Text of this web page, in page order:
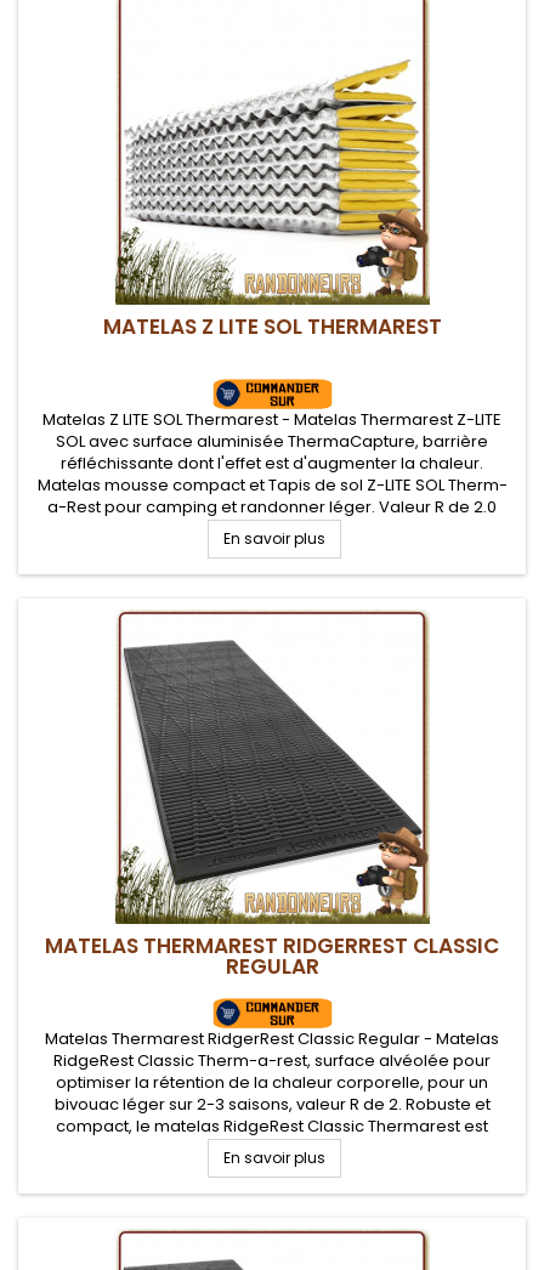
MATELAS Z LITE SOL THERMAREST
Matelas Z LITE SOL Thermarest - Matelas Thermarest Z-LITE
SOL avec surface aluminisée ThermaCapture, barrière
réfléchissante dont l'effet est d'augmenter la chaleur.
Matelas mousse compact et Tapis de sol Z-LITE SOL Therm-
a-Rest pour camping et randonner léger. Valeur R de 2.0
En savoir plus
MATELAS THERMAREST RIDGERREST CLASSIC
REGULAR
Matelas Thermarest RidgerRest Classic Regular - Matelas
RidgeRest Classic Therm-a-rest, surface alvéolée pour
optimiser la rétention de la chaleur corporelle, pour un
bivouac léger sur 2-3 saisons, valeur R de 2. Robuste et
compact, le matelas RidgeRest Classic Thermarest est
adapté au bushcraft et pratique pour randonner léger
En savoir plus